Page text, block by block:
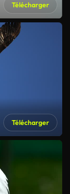
Télécharger
Télécharger